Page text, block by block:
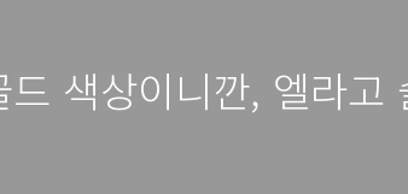
색상이니깐, 엘라